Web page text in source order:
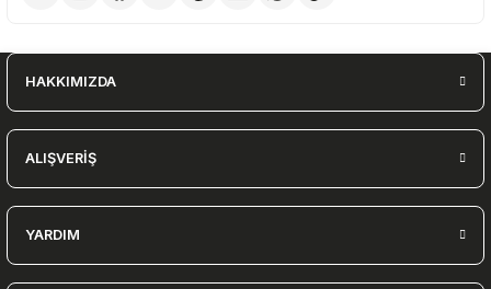
HAKKIMIZDA
ALIŞVERİŞ
YARDIM